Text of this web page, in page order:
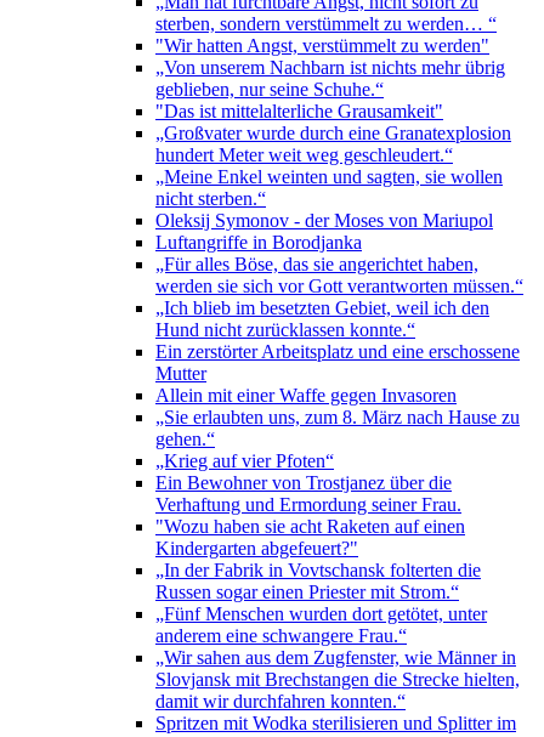
sterben, sondern verstümmelt zu werden… “
"Wir hatten Angst, verstümmelt zu werden"
„Von unserem Nachbarn ist nichts mehr übrig
geblieben, nur seine Schuhe.“
"Das ist mittelalterliche Grausamkeit"
„Großvater wurde durch eine Granatexplosion
hundert Meter weit weg geschleudert.“
„Meine Enkel weinten und sagten, sie wollen
nicht sterben.“
Oleksij Symonov - der Moses von Mariupol
Luftangriffe in Borodjanka
„Für alles Böse, das sie angerichtet haben,
werden sie sich vor Gott verantworten müssen.“
„Ich blieb im besetzten Gebiet, weil ich den
Hund nicht zurücklassen konnte.“
Ein zerstörter Arbeitsplatz und eine erschossene
Mutter
Allein mit einer Waffe gegen Invasoren
„Sie erlaubten uns, zum 8. März nach Hause zu
gehen.“
„Krieg auf vier Pfoten“
Ein Bewohner von Trostjanez über die
Verhaftung und Ermordung seiner Frau.
"Wozu haben sie acht Raketen auf einen
Kindergarten abgefeuert?"
„In der Fabrik in Vovtschansk folterten die
Russen sogar einen Priester mit Strom.“
„Fünf Menschen wurden dort getötet, unter
anderem eine schwangere Frau.“
„Wir sahen aus dem Zugfenster, wie Männer in
Slovjansk mit Brechstangen die Strecke hielten,
damit wir durchfahren konnten.“
Spritzen mit Wodka sterilisieren und Splitter im